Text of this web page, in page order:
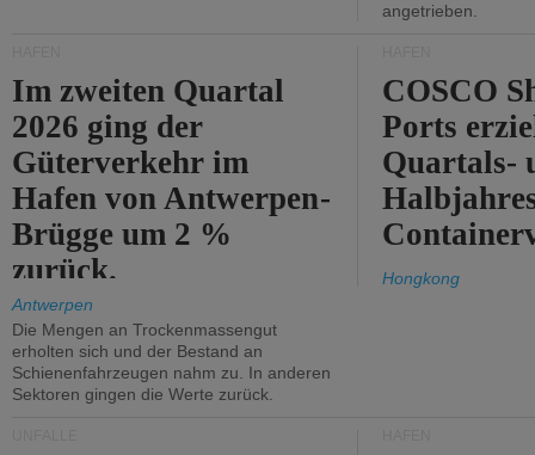
angetrieben.
Im zweiten Quartal
2026 ging der
Güterverkehr im
Hafen von Antwerpen-
Brügge um 2 %
zurück.
Antwerpen
Die Mengen an Trockenmassengut
erholten sich und der Bestand an
Schienenfahrzeugen nahm zu. In anderen
Sektoren gingen die Werte zurück.
COSCO
Ports
Quartals-
Hongkong